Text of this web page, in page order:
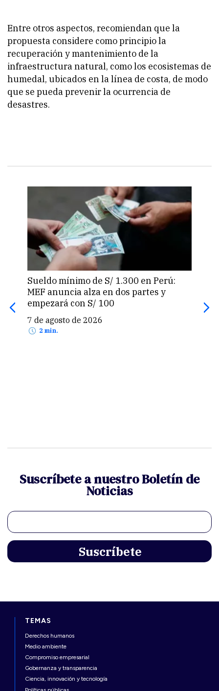
Entre otros aspectos, recomiendan que la
propuesta considere como principio la
recuperación y mantenimiento de la
infraestructura natural, como los ecosistemas de
humedal, ubicados en la línea de costa, de modo
que se pueda prevenir la ocurrencia de
desastres.
Sueldo mínimo de S/ 1.300 en Perú:
MEF anuncia alza en dos partes y
empezará con S/ 100
7 de agosto de 2026
2 min.
la
Suscríbete a nuestro Boletín de
Noticias
TEMAS
Derechos humanos
Medio ambiente
Compromiso empresarial
Gobernanza y transparencia
Ciencia, innovación y tecnología